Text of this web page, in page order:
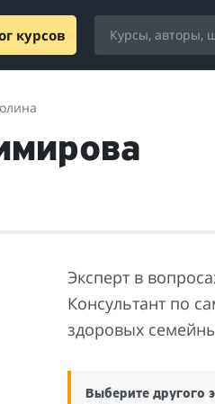
курсов
Эксперт в
Консультант по
здоровых
Выберите другого